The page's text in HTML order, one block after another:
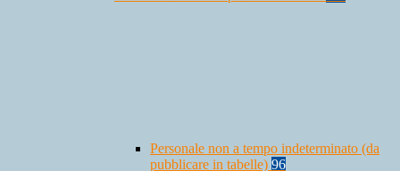
Personale non a tempo indeterminato (da
pubblicare in tabelle) 96